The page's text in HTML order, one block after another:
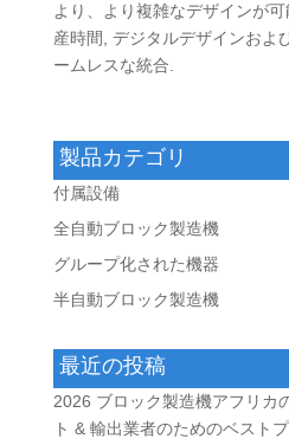
より、より複雑なデザインが
産時間, デジタルデザインおよ
ームレスな統合.
製品カテゴリ
付属設備
全自動ブロック製造機
グループ化された機器
半自動ブロック製造機
最近の投稿
2026 ブロック製造機アフリカ
ト & 輸出業者のためのベスト